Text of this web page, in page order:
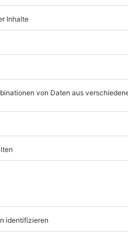
Mörder Dinner
Begrüßungssekt
Gespielte Stücke variieren